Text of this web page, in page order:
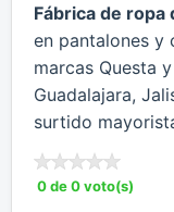
Fábrica de ropa
en pantalones y
marcas Questa
Guadalajara,
surtido
0 de 0 voto(s)